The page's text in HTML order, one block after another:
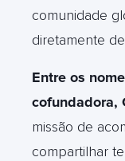
comunidade
diretamente
Entre os
cofundadora,
missão de
compartilhar